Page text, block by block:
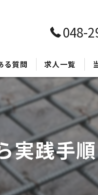
048-
る質問 求人一覧
実践手